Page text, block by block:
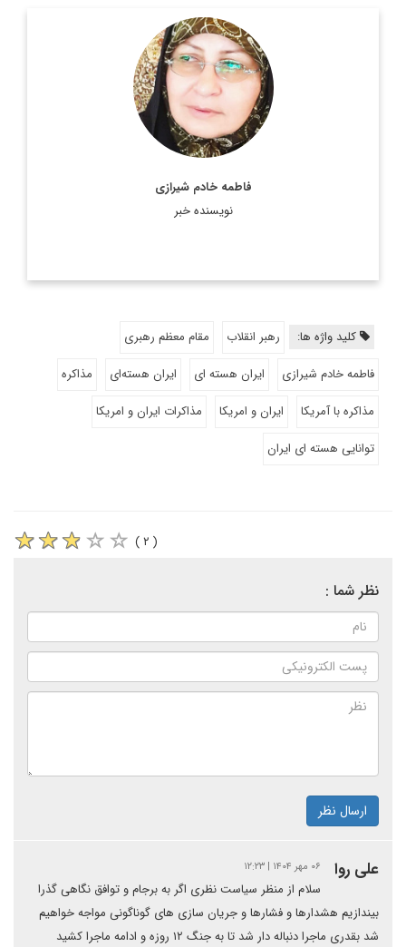
فاطمه خادم شیرازی
نویسنده خبر
کلید واژه ها: رهبر انقلاب
مقام معظم رهبری
فاطمه خادم شیرازی
ایران هسته ای ایران هسته‌ای
مذاکره
مذاکره با آمریکا
ایران و امریکا
مذاکرات ایران و امریکا
توانایی هسته ای ایران
( ۲ )
نظر شما :
ارسال نظر
علی روا ۰۶ مهر ۱۴۰۴ | ۱۲:۲۳
سلام از منظر سیاست نظری اگر به برجام و توافق نگاهی گذرا
بیندازیم هشدارها و فشارها و جریان سازی های گوناگونی مواجه خواهیم
شد بقدری ماجرا دنباله دار شد تا به جنگ ۱۲ روزه و ادامه ماجرا کشید